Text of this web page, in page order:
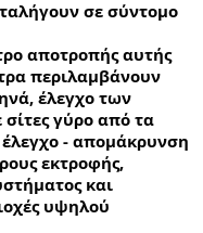
σε σύντομο
αποτροπής αυτής
περιλαμβάνουν
έλεγχο των
γύρο από τα
- απομάκρυνση
εκτροφής,
και
υψηλού